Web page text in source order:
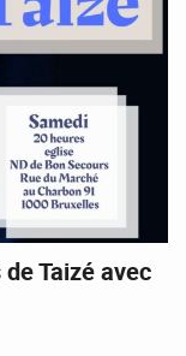
Taizé avec